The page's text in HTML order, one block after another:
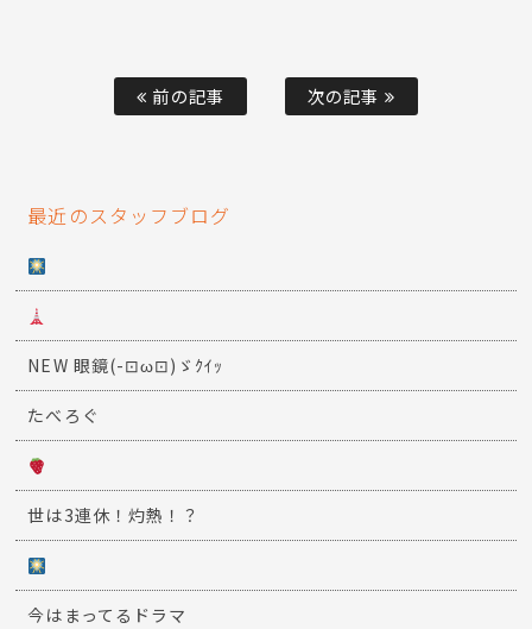
前の記事 次の記事
最近のスタッフブログ
NEW 眼鏡(-⊡ω⊡)ゞｸｲｯ
たべろぐ
世は3連休！灼熱！？
今はまってるドラマ